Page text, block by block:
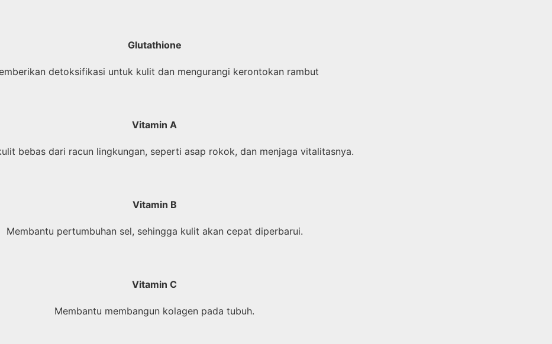
Glutathione
detoksifikasi untuk kulit dan mengurangi kerontokan rambut
Vitamin A
bebas dari racun lingkungan, seperti asap rokok, dan menjaga vitalitasnya.
Vitamin B
Membantu pertumbuhan sel, sehingga kulit akan cepat diperbarui.
Vitamin C
Membantu membangun kolagen pada tubuh.